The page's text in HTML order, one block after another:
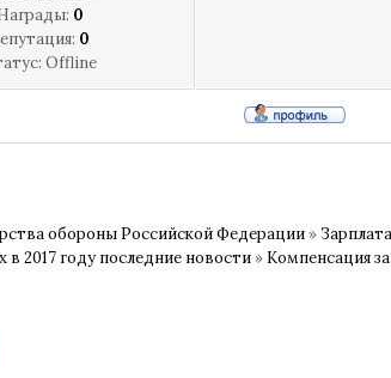
0
0
Offline
обороны Российской Федерации »
2017 году последние новости » Компенсация